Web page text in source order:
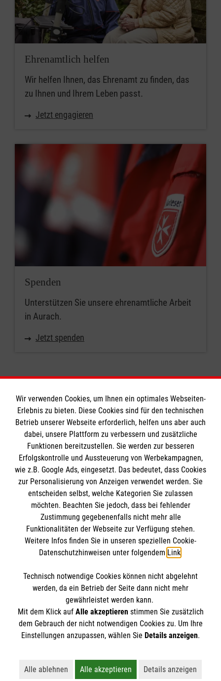
Ehrenamtlich helfen
Wir helfen Ihnen, das Ehrenamt zu finden, das
zu Ihnen und Ihrem Leben passt.
Jetzt engagieren
Spenden
Unterstützen Sie unsere ehrenamtliche Arbeit
in Aurach.
Jetzt spenden
Informationen
Impressum
Datenschutz
Barrierefreiheit
Kontakt
Die Malteser
Malteser in Deutschland
Malteserorden
Sharepoint
Spendenkonto
Liga-Bank Eichstätt
DE58 7509 0300 0007 6122 22
GENODEF1M05
So finden Sie uns
Wassergasse 8
91589 Aurach
Der Malteser Hilfsdienst e.V. ist als eingetragene
Gewerbesteuer befreit.
Wir verwenden Cookies, um Ihnen ein optimales Webseiten-
Erlebnis zu bieten. Diese Cookies sind für den technischen
Betrieb unserer Webseite erforderlich, helfen uns aber auch
dabei, unsere Plattform zu verbessern und zusätzliche
Funktionen bereitzustellen. Sie werden zur besseren
Erfolgskontrolle und Aussteuerung von Werbekampagnen,
wie z.B. Google Ads, eingesetzt. Das bedeutet, dass Cookies
zur Personalisierung von Anzeigen verwendet werden. Sie
entscheiden selbst, welche Kategorien Sie zulassen
möchten. Beachten Sie jedoch, dass bei fehlender
Zustimmung gegebenenfalls nicht mehr alle
Funktionalitäten der Webseite zur Verfügung stehen.
Weitere Infos finden Sie in unseren speziellen Cookie-
Datenschutzhinweisen unter folgendem Link.
Technisch notwendige Cookies können nicht abgelehnt
werden, da ein Betrieb der Seite dann nicht mehr
gewährleistet werden kann.
Mit dem Klick auf Alle akzeptierenstimmen Sie zusätzlich
dem Gebrauch der nicht notwendigen Cookies zu. Um Ihre
Einstellungen anzupassen, wählen Sie Details anzeigen.
Alle ablehnen
Lehnt alle nicht-essentiellen Cookies ab
Alle akzeptieren
Akzeptiert alle Cookies
Details anzeigen